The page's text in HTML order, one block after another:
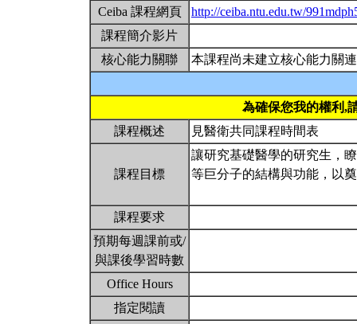
Ceiba 課程網頁
http://ceiba.ntu.edu.tw/
課程簡介影片
核心能力關聯
本課程尚未建立核心能力關連
為確保您我的權利,
課程概述
見醫衛共同課程時間表
課程目標
讓研究基礎醫學的研究生，
等巨分子的結構與功能，以
課程要求
預期每週課前或/
與課後學習時數
Office Hours
指定閱讀